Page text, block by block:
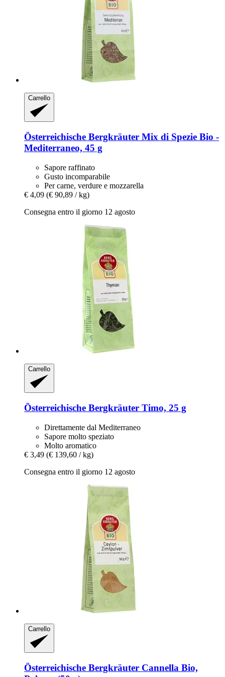
Carrello
Österreichische Bergkräuter Mix di Spezie Bio -​
Mediterraneo, 45 g
Sapore raffinato
Gusto incomparabile
Per carne, verdure e mozzarella
€ 4,09 (€ 90,89 / kg)
Consegna entro il giorno 12 agosto
Carrello
Österreichische Bergkräuter Timo, 25 g
Direttamente dal Mediterraneo
Sapore molto speziato
Molto aromatico
€ 3,49 (€ 139,60 / kg)
Consegna entro il giorno 12 agosto
Carrello
Österreichische Bergkräuter Cannella Bio,